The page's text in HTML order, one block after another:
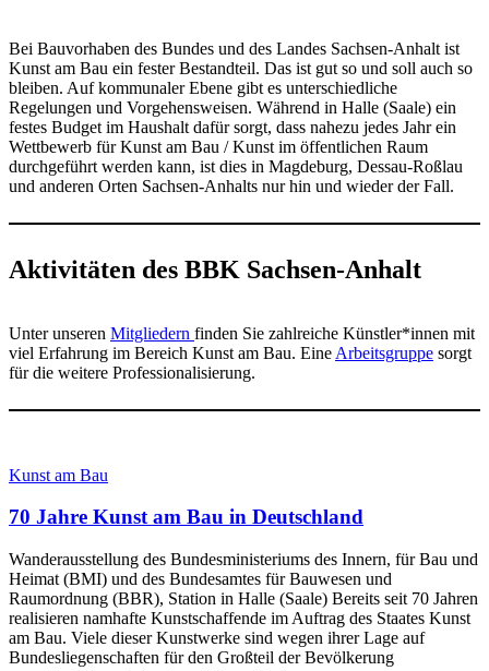
Bei Bauvorhaben des Bundes und des Landes Sachsen-Anhalt ist
Kunst am Bau ein fester Bestandteil. Das ist gut so und soll auch so
bleiben. Auf kommunaler Ebene gibt es unterschiedliche
Regelungen und Vorgehensweisen. Während in Halle (Saale) ein
festes Budget im Haushalt dafür sorgt, dass nahezu jedes Jahr ein
Wettbewerb für Kunst am Bau / Kunst im öffentlichen Raum
durchgeführt werden kann, ist dies in Magdeburg, Dessau-Roßlau
und anderen Orten Sachsen-Anhalts nur hin und wieder der Fall.
Aktivitäten des BBK Sachsen-Anhalt
Unter unseren Mitgliedern finden Sie zahlreiche Künstler*innen mit
viel Erfahrung im Bereich Kunst am Bau. Eine Arbeitsgruppe sorgt
für die weitere Professionalisierung.
Kunst am Bau
70 Jahre Kunst am Bau in Deutschland
Wanderausstellung des Bundesministeriums des Innern, für Bau und
Heimat (BMI) und des Bundesamtes für Bauwesen und
Raumordnung (BBR), Station in Halle (Saale) Bereits seit 70 Jahren
realisieren namhafte Kunstschaffende im Auftrag des Staates Kunst
am Bau. Viele dieser Kunstwerke sind wegen ihrer Lage auf
Bundesliegenschaften für den Großteil der Bevölkerung